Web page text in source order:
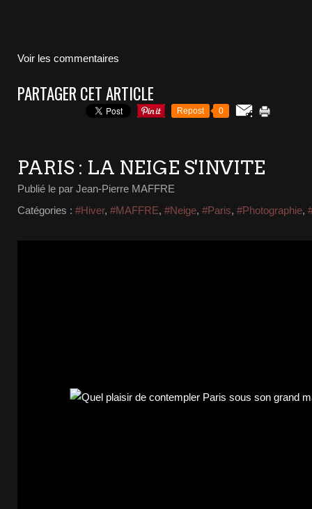
Voir les commentaires
PARTAGER CET ARTICLE
Repost 0
PARIS : LA NEIGE S'INVITE
Publié le par Jean-Pierre MAFFRE
Catégories : #Hiver, #MAFFRE, #Neige, #Paris, #Photographie,